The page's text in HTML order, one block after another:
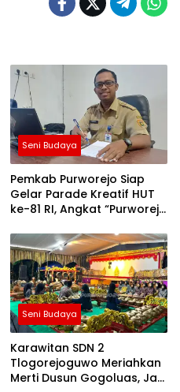
Seni Budaya
Pemkab Purworejo Siap
Gelar Parade Kreatif HUT
ke-81 RI, Angkat “Purworejo
Ekonomi Kreatif dan
Program Daerah
Seni Budaya
Karawitan SDN 2
Tlogorejoguwo Meriahkan
Merti Dusun Gogoluas, Jadi